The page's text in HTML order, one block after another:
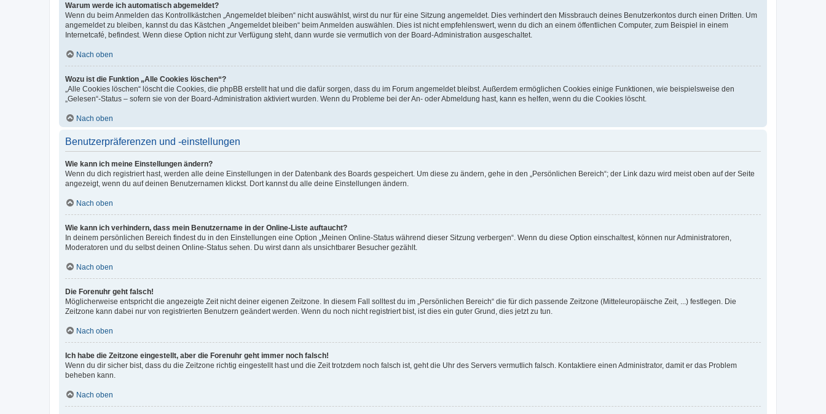
Warum werde ich automatisch abgemeldet?
Wenn du beim Anmelden das Kontrollkästchen „Angemeldet bleiben“ nicht auswählst, wirst du nur für eine Sitzung angemeldet. Dies verhindert den Missbrauch deines Benutzerkontos durch einen Dritten. Um
angemeldet zu bleiben, kannst du das Kästchen „Angemeldet bleiben“ beim Anmelden auswählen. Dies ist nicht empfehlenswert, wenn du dich an einem öffentlichen Computer, zum Beispiel in einem
Internetcafé, befindest. Wenn diese Option nicht zur Verfügung steht, dann wurde sie vermutlich von der Board-Administration ausgeschaltet.
Nach oben
Wozu ist die Funktion „Alle Cookies löschen“?
„Alle Cookies löschen“ löscht die Cookies, die phpBB erstellt hat und die dafür sorgen, dass du im Forum angemeldet bleibst. Außerdem ermöglichen Cookies einige Funktionen, wie beispielsweise den
„Gelesen“-Status – sofern sie von der Board-Administration aktiviert wurden. Wenn du Probleme bei der An- oder Abmeldung hast, kann es helfen, wenn du die Cookies löscht.
Nach oben
Benutzerpräferenzen und -einstellungen
Wie kann ich meine Einstellungen ändern?
Wenn du dich registriert hast, werden alle deine Einstellungen in der Datenbank des Boards gespeichert. Um diese zu ändern, gehe in den „Persönlichen Bereich“; der Link dazu wird meist oben auf der Seite
angezeigt, wenn du auf deinen Benutzernamen klickst. Dort kannst du alle deine Einstellungen ändern.
Nach oben
Wie kann ich verhindern, dass mein Benutzername in der Online-Liste auftaucht?
In deinem persönlichen Bereich findest du in den Einstellungen eine Option „Meinen Online-Status während dieser Sitzung verbergen“. Wenn du diese Option einschaltest, können nur Administratoren,
Moderatoren und du selbst deinen Online-Status sehen. Du wirst dann als unsichtbarer Besucher gezählt.
Nach oben
Die Forenuhr geht falsch!
Möglicherweise entspricht die angezeigte Zeit nicht deiner eigenen Zeitzone. In diesem Fall solltest du im „Persönlichen Bereich“ die für dich passende Zeitzone (Mitteleuropäische Zeit, ...) festlegen. Die
Zeitzone kann dabei nur von registrierten Benutzern geändert werden. Wenn du noch nicht registriert bist, ist dies ein guter Grund, dies jetzt zu tun.
Nach oben
Ich habe die Zeitzone eingestellt, aber die Forenuhr geht immer noch falsch!
Wenn du dir sicher bist, dass du die Zeitzone richtig eingestellt hast und die Zeit trotzdem noch falsch ist, geht die Uhr des Servers vermutlich falsch. Kontaktiere einen Administrator, damit er das Problem
beheben kann.
Nach oben